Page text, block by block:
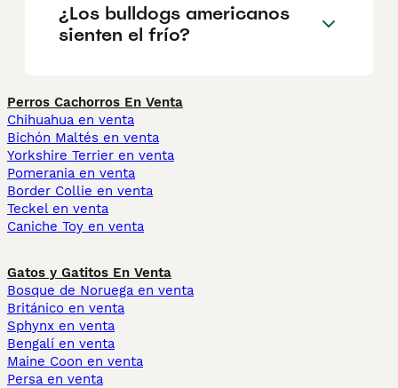
¿Los bulldogs americanos
sienten el frío?
Perros Cachorros En Venta
Chihuahua en venta
Bichón Maltés en venta
Yorkshire Terrier en venta
Pomerania en venta
Border Collie en venta
Teckel en venta
Caniche Toy en venta
Gatos y Gatitos En Venta
Bosque de Noruega en venta
Británico en venta
Sphynx en venta
Bengalí en venta
Maine Coon en venta
Persa en venta